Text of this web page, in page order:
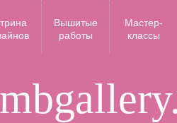
Вышитые
работы
Мастер-
классы